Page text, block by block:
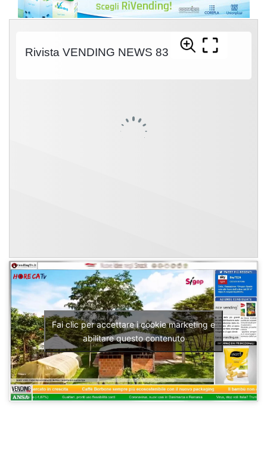
Fai clic per accettare i cookie marketing e
abilitare questo contenuto